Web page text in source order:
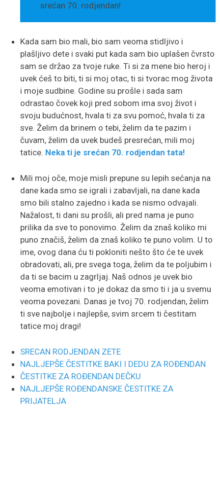
srećan 70. rodjendan!
Kada sam bio mali, bio sam veoma stidljivo i
plašljivo dete i svaki put kada sam bio uplašen čvrsto
sam se držao za tvoje ruke. Ti si za mene bio heroj i
uvek ćeš to biti, ti si moj otac, ti si tvorac mog života
i moje sudbine. Godine su prošle i sada sam
odrastao čovek koji pred sobom ima svoj život i
svoju budućnost, hvala ti za svu pomoć, hvala ti za
sve. Želim da brinem o tebi, želim da te pazim i
čuvam, želim da uvek budeš presrećan, mili moj
tatice. Neka ti je srećan 70. rodjendan tata!
Mili moj oče, moje misli prepune su lepih sećanja na
dane kada smo se igrali i zabavljali, na dane kada
smo bili stalno zajedno i kada se nismo odvajali.
Nažalost, ti dani su prošli, ali pred nama je puno
prilika da sve to ponovimo. Želim da znaš koliko mi
puno značiš, želim da znaš koliko te puno volim. U to
ime, ovog dana ću ti pokloniti nešto što će te uvek
obradovati, ali, pre svega toga, želim da te poljubim i
da ti se bacim u zagrljaj. Naš odnos je uvek bio
veoma emotivan i to je dokaz da smo ti i ja u svemu
veoma povezani. Danas je tvoj 70. rodjendan, želim
ti sve najbolje i najlepše, svim srcem ti čestitam
tatice moj dragi!
SRECAN RODJENDAN ZETE
NAJLJEPŠE ČESTITKE BAKI I DEDU ZA ROĐENDAN
ČESTITKE ZA ROĐENDAN DEČKU
NAJLJEPŠE ROĐENDANSKE ČESTITKE ZA
PRIJATELJA